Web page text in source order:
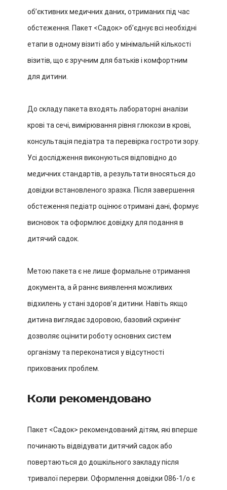
обʼєктивних медичних даних, отриманих під час
обстеження. Пакет <Садок> обʼєднує всі необхідні
етапи в одному візиті або у мінімальній кількості
візитів, що є зручним для батьків і комфортним
для дитини.
До складу пакета входять лабораторні аналізи
крові та сечі, вимірювання рівня глюкози в крові,
консультація педіатра та перевірка гостроти зору.
Усі дослідження виконуються відповідно до
медичних стандартів, а результати вносяться до
довідки встановленого зразка. Після завершення
обстеження педіатр оцінює отримані дані, формує
висновок та оформлює довідку для подання в
дитячий садок.
Метою пакета є не лише формальне отримання
документа, а й раннє виявлення можливих
відхилень у стані здоровʼя дитини. Навіть якщо
дитина виглядає здоровою, базовий скринінг
дозволяє оцінити роботу основних систем
організму та переконатися у відсутності
прихованих проблем.
Коли рекомендовано
Пакет <Садок> рекомендований дітям, які вперше
починають відвідувати дитячий садок або
повертаються до дошкільного закладу після
тривалої перерви. Оформлення довідки 086-1/о є